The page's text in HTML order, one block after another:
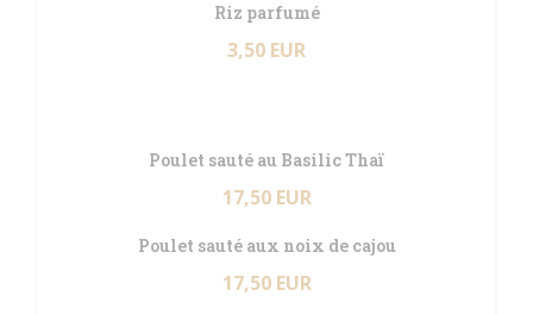
Riz parfumé
3,50 EUR
Poulet sauté au Basilic Thaï
17,50 EUR
Poulet sauté aux noix de cajou
17,50 EUR